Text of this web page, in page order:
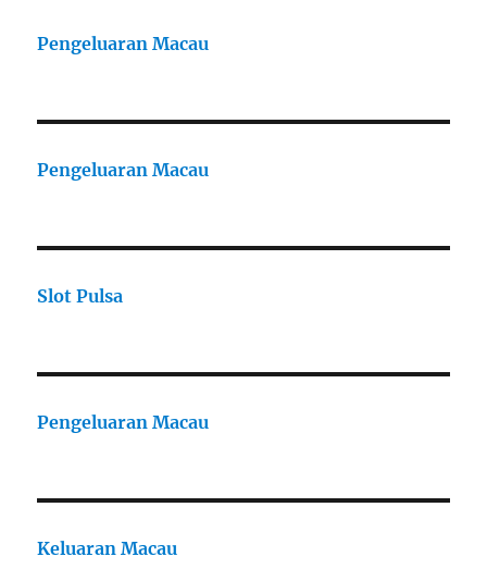
Pengeluaran Macau
Pengeluaran Macau
Slot Pulsa
Pengeluaran Macau
Keluaran Macau